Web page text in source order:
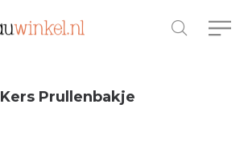
Kers Prullenbakje